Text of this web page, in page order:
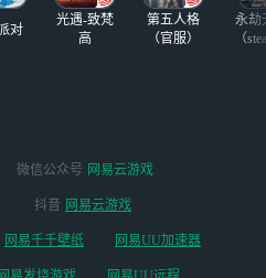
对
光遇-致梵
高
第五人格
（官服）
永劫
（
微信公众号 网易云游戏
抖音 网易云游戏
网易千千壁纸 网易UU加速器